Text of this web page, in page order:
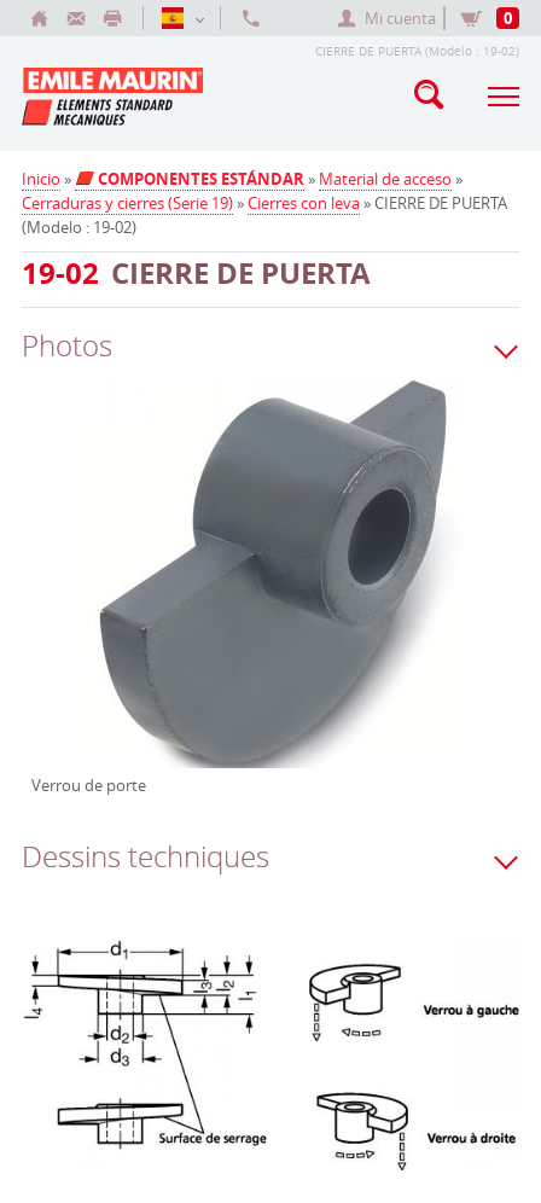
Mi cuenta 0
CIERRE DE PUERTA (Modelo : 19-02)
Inicio » COMPONENTES ESTÁNDAR» Material de acceso »
Cerraduras y cierres (Serie 19)»Cierres con leva» CIERRE DE PUERTA
(Modelo : 19-02)
19-02 CIERRE DE PUERTA
Photos
Verrou de porte
Dessins techniques